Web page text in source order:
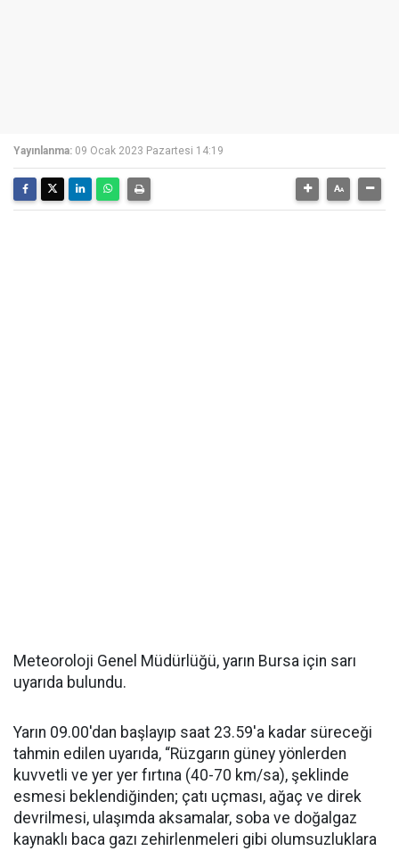
Yayınlanma: 09 Ocak 2023 Pazartesi 14:19
Meteoroloji Genel Müdürlüğü, yarın Bursa için sarı
uyarıda bulundu.
Yarın 09.00'dan başlayıp saat 23.59'a kadar süreceği
tahmin edilen uyarıda, “Rüzgarın güney yönlerden
kuvvetli ve yer yer fırtına (40-70 km/sa), şeklinde
esmesi beklendiğinden; çatı uçması, ağaç ve direk
devrilmesi, ulaşımda aksamalar, soba ve doğalgaz
kaynaklı baca gazı zehirlenmeleri gibi olumsuzluklara